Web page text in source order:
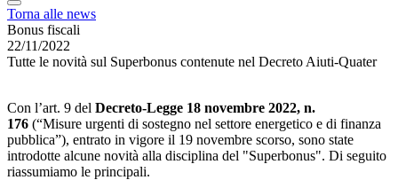
Torna alle news
Bonus fiscali
22/11/2022
Tutte le novità sul Superbonus contenute nel Decreto Aiuti-Quater
Con l’art. 9 del Decreto-Legge 18 novembre 2022, n.
176 (“Misure urgenti di sostegno nel settore energetico e di finanza
pubblica”), entrato in vigore il 19 novembre scorso, sono state
introdotte alcune novità alla disciplina del "Superbonus". Di seguito
riassumiamo le principali.